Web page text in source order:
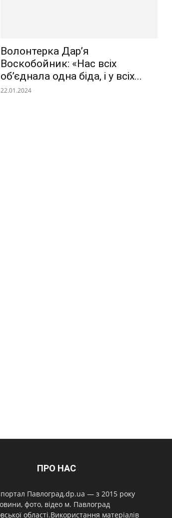
Волонтерка Дар’я
Воскобойник: «Нас всіх
об’єднала одна біда, і у всіх...
22.01.2024
ПРО НАС
Павлоград.dp.ua — з 2015 року
фото, відео м. Павлоград
області.Використання матеріалів